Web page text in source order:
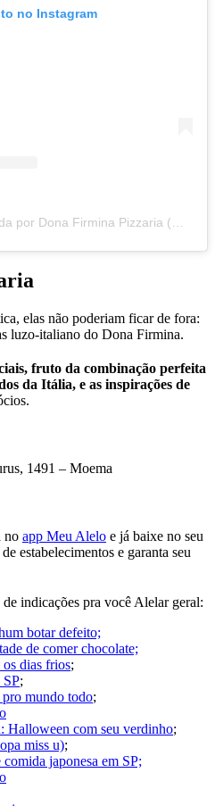
no Instagram
elas não poderiam ficar de fora:
luzo-italiano do Dona Firmina.
fruto da combinação perfeita
da Itália, e as inspirações de
1491 – Moema
no app Meu Alelo e já baixe no seu
estabelecimentos e garanta seu
indicações pra você Alelar geral:
botar defeito;
de comer chocolate;
os dias frios;
SP;
mundo todo;
Halloween com seu verdinho;
miss u);
comida japonesa em SP;